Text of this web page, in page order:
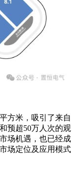
方米，吸引了来自
预超50万人次的观
场机遇，也已经成
场定位及应用模式